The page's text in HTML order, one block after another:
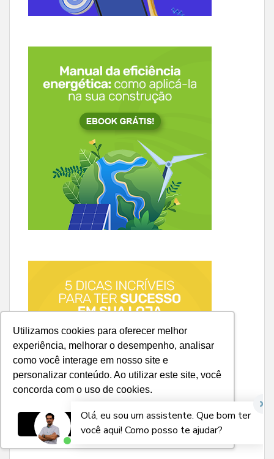
Utilizamos cookies para oferecer melhor
experiência, melhorar o desempenho, analisar
como você interage em nosso site e
personalizar conteúdo. Ao utilizar este site, você
concorda com o uso de cookies.
Ok, entendi!